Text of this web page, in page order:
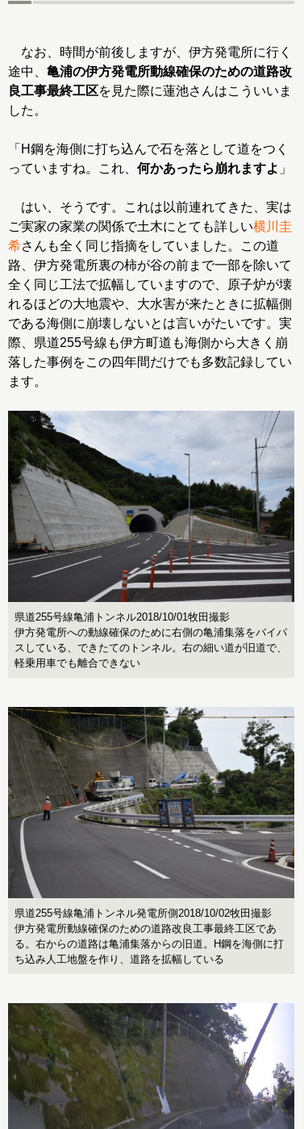
なお、時間が前後しますが、伊方発電所に行く
途中、 亀浦の伊方発電所動線確保のための道路改
良工事最終工区を見た際に蓮池さんはこういいま
した。
「H鋼を海側に打ち込んで石を落として道をつく
っていますね。これ、 何かあったら崩れますよ 」
はい、そうです。これは以前連れてきた、実は
ご実家の家業の関係で土木にとても詳しい横川圭
希さんも全く同じ指摘をしていました。この道
路、伊方発電所裏の柿が谷の前まで一部を除いて
全く同じ工法で拡幅していますので、原子炉が壊
れるほどの大地震や、大水害が来たときに拡幅側
である海側に崩壊しないとは言いがたいです。実
際、県道255号線も伊方町道も海側から大きく崩
落した事例をこの四年間だけでも多数記録してい
ます。
県道255号線亀浦トンネル2018/10/01牧田撮影
伊方発電所への動線確保のために右側の亀浦集落をバイパ
スしている、できたてのトンネル。右の細い道が旧道で、
軽乗用車でも離合できない
県道255号線亀浦トンネル発電所側2018/10/02牧田撮影
伊方発電所動線確保のための道路改良工事最終工区であ
る。右からの道路は亀浦集落からの旧道。H鋼を海側に打
ち込み人工地盤を作り、道路を拡幅している